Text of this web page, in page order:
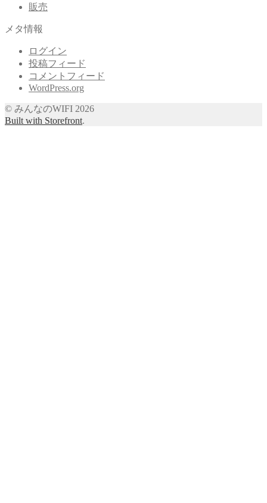
販売
メタ情報
ログイン
投稿フィード
コメントフィード
WordPress.org
© みんなのWIFI 2026
Built with Storefront.